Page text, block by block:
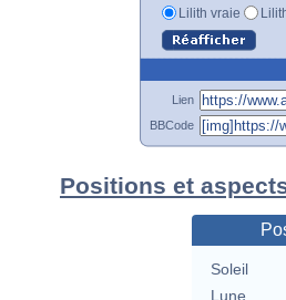
Lilith vraie
Lien
BBCode
Positions et
Soleil
Lune